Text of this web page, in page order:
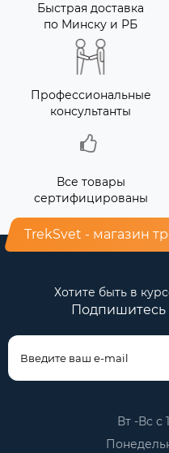
Быстрая доставка
по Минску и РБ
Профессиональные
консультанты
Все товары
сертифицированы
TrekSvet - магазин
Хотите быть в
Подпишитесь
Вт -Вс с